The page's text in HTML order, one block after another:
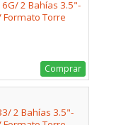
2 Bahías 3.5"-
Formato Torre
Comprar
2 Bahías 3.5"-